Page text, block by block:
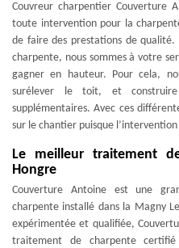
Couvreur charpentier Couverture
toute intervention pour la
de faire des prestations de
charpente, nous sommes à votre
gagner en hauteur. Pour cela,
surélever le toit, et
supplémentaires. Avec ces
sur le chantier puisque
Le meilleur traitement
Hongre
Couverture Antoine est une
charpente installé dans la Magny
expérimentée et qualifiée,
traitement de charpente